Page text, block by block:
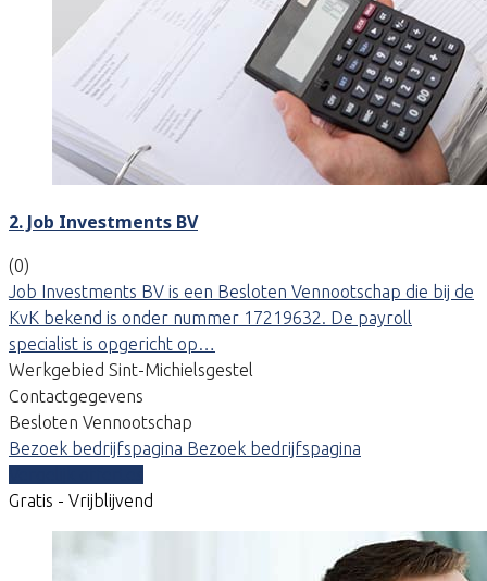
2. Job Investments BV
(0)
Job Investments BV is een Besloten Vennootschap die bij de
KvK bekend is onder nummer 17219632. De payroll
specialist is opgericht op…
Werkgebied Sint-Michielsgestel
Contactgegevens
Besloten Vennootschap
Bezoek bedrijfspagina Bezoek bedrijfspagina
Gratis - Vrijblijvend